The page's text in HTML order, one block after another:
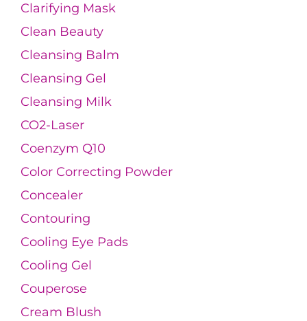
Clarifying Mask
Clean Beauty
Cleansing Balm
Cleansing Gel
Cleansing Milk
CO2-Laser
Coenzym Q10
Color Correcting Powder
Concealer
Contouring
Cooling Eye Pads
Cooling Gel
Couperose
Cream Blush